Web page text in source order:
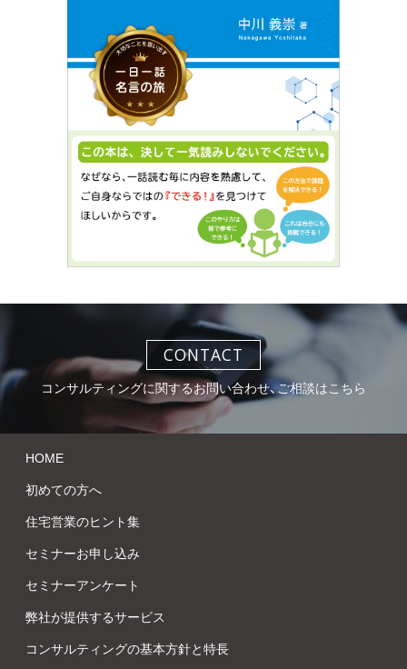
CONTACT
コンサルティングに関するお問い合わせ、ご相談はこちら
HOME
初めての方へ
住宅営業のヒント集
セミナーお申し込み
セミナーアンケート
弊社が提供するサービス
コンサルティングの基本方針と特長